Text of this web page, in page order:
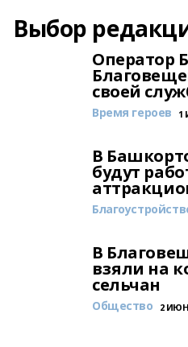
Выбор
Оператор
своей
Время героев 1
В
будут
В
взяли на
сельчан
Общество 2